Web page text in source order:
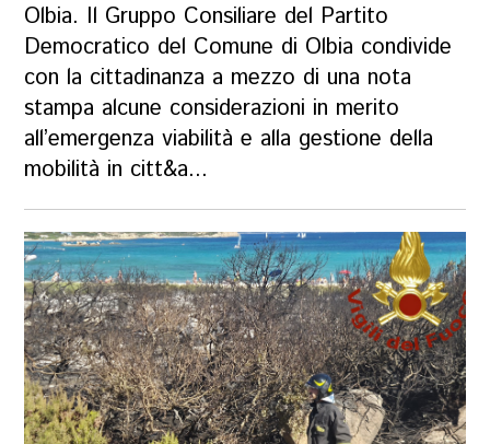
Olbia. Il Gruppo Consiliare del Partito
Democratico del Comune di Olbia condivide
con la cittadinanza a mezzo di una nota
stampa alcune considerazioni in merito
all’emergenza viabilità e alla gestione della
mobilità in citt&a...